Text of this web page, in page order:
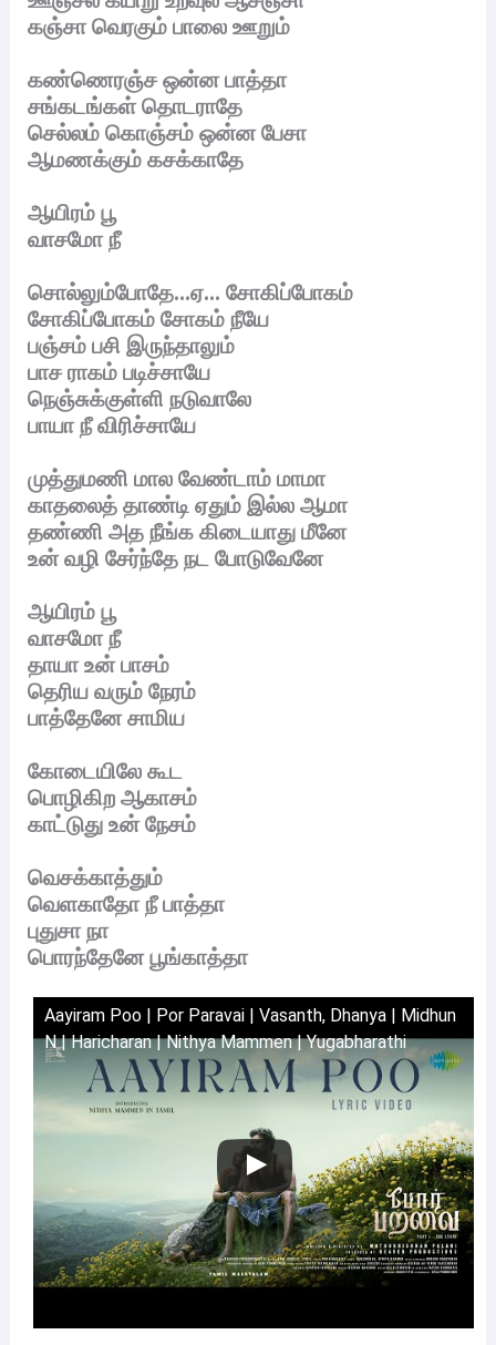
கஞ்சா வெரகும் பாலை ஊறும்
கண்ணெரஞ்ச ஒன்ன பாத்தா
சங்கடங்கள் தொடராதே
செல்லம் கொஞ்சம் ஒன்ன பேசா
ஆமணக்கும் கசக்காதே
ஆயிரம் பூ
வாசமோ நீ
சொல்லும்போதே…ஏ… சோகிப்போகம்
சோகிப்போகம் சோகம் நீயே
பஞ்சம் பசி இருந்தாலும்
பாச ராகம் படிச்சாயே
நெஞ்சுக்குள்ளி நடுவாலே
பாயா நீ விரிச்சாயே
முத்துமணி மால வேண்டாம் மாமா
காதலைத் தாண்டி ஏதும் இல்ல ஆமா
தண்ணி அத நீங்க கிடையாது மீனே
உன் வழி சேர்ந்தே நட போடுவேனே
ஆயிரம் பூ
வாசமோ நீ
தாயா உன் பாசம்
தெரிய வரும் நேரம்
பாத்தேனே சாமிய
கோடையிலே கூட
பொழிகிற ஆகாசம்
காட்டுது உன் நேசம்
வெசக்காத்தும்
வெளகாதோ நீ பாத்தா
புதுசா நா
பொரந்தேனே பூங்காத்தா
Aayiram Poo | Por Paravai | Vasanth, Dhanya | Midhun
N | Haricharan | Nithya Mammen | Yugabharathi